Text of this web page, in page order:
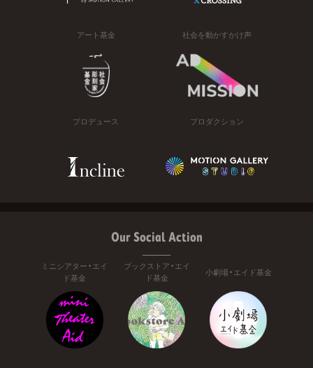
アート基金 社会を動かすかけ声
プロデュース プロダクション
Our Social Action
ミニシアター・エイ
ド基金
ブックストア・エイ
ド基金
小劇場・エイド基金